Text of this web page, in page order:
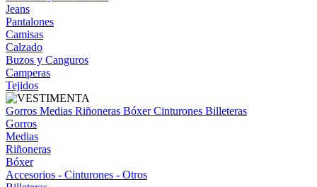
Jeans
Pantalones
Camisas
Calzado
Buzos y Canguros
Camperas
Tejidos
Gorros Medias Riñoneras BóxerCinturones Billeteras
Gorros
Medias
Riñoneras
Bóxer
Accesorios - Cinturones - Otros